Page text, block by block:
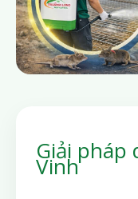
Giải pháp
Vinh